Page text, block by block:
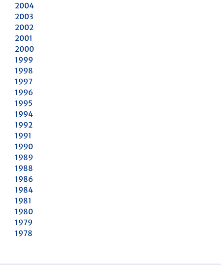
2004
2003
2002
2001
2000
1999
1998
1997
1996
1995
1994
1992
1991
1990
1989
1988
1986
1984
1981
1980
1979
1978